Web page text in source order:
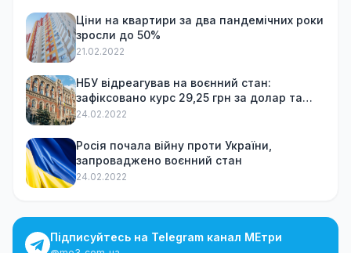
Ціни на квартири за два пандемічних роки
зросли до 50%
21.02.2022
НБУ відреагував на воєнний стан:
зафіксовано курс 29,25 грн за долар та
обмежив зняття готівки
24.02.2022
Росія почала війну проти України,
запроваджено воєнний стан
24.02.2022
Підписуйтесь на Telegram канал МЕтри